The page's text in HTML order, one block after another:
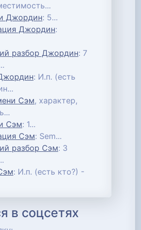
Джордин: 5...
Джордин:
разбор Джордин: 7
: И.п. (есть
Сэм, характер,
Сэм: 1...
Сэм: Sem...
разбор Сэм: 3
: И.п. (есть кто?) -
в соцсетях